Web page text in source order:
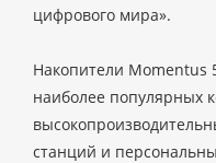
цифрового мира».
Накопители Momentus
наиболее популярных
станций и